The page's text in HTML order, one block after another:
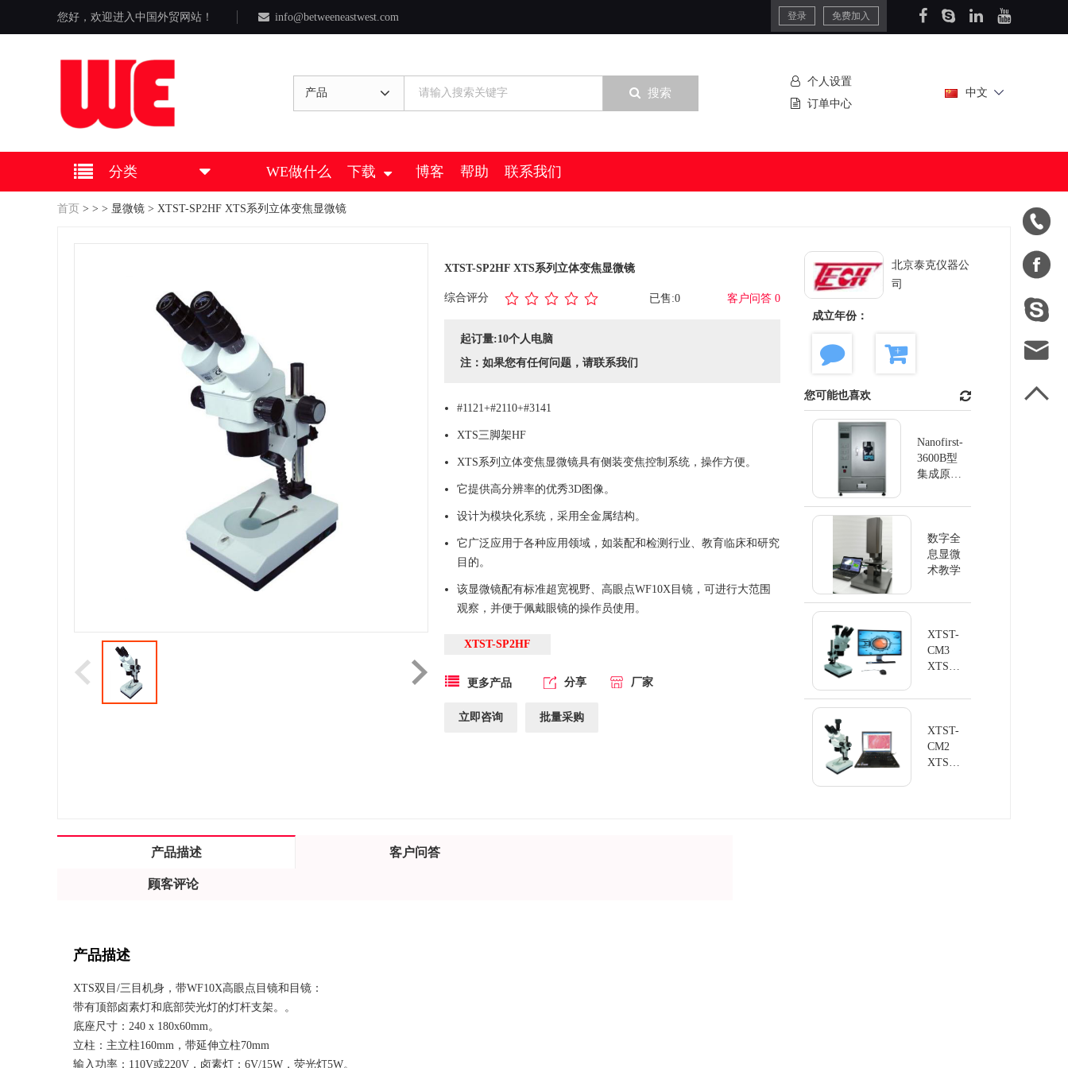
您好，欢迎进入中国外贸网站！ info@betweeneastwest.com 登录 免费加入





产品 搜索
个人设置
订单中心
中文
分类 WE做什么 下载 博客 帮助 联系我们
首页 > > > 显微镜 > XTST-SP2HF XTS系列立体变焦显微镜
XTST-SP2HF XTS系列立体变焦显微镜
综合评分 已售:0 客户问答 0
起订量:10个人电脑
注：如果您有任何问题，请联系我们
#1121+#2110+#3141
XTS三脚架HF
XTS系列立体变焦显微镜具有侧装变焦控制系统，操作方便。
它提供高分辨率的优秀3D图像。
设计为模块化系统，采用全金属结构。
它广泛应用于各种应用领域，如装配和检测行业、教育临床和研究
目的。
该显微镜配有标准超宽视野、高眼点WF10X目镜，可进行大范围
观察，并便于佩戴眼镜的操作员使用。
XTST-SP2HF
更多产品 分享 厂家
立即咨询 批量采购
北京泰克仪器公
司
成立年份：
您可能也喜欢
Nanofirst-
3600B型
集成原子
一体式
数字全
息显微
术教学
XTST-
CM3
XTS系
变焦显
XTST-
CM2
XTS系
产品描述 客户问答
顾客评论
产品描述
XTS双目/三目机身，带WF10X高眼点目镜和目镜：
带有顶部卤素灯和底部荧光灯的灯杆支架。。
底座尺寸：240 x 180x60mm。
立柱：主立柱160mm，带延伸立柱70mm
输入功率：110V或220V，卤素灯：6V/15W，荧光灯5W。